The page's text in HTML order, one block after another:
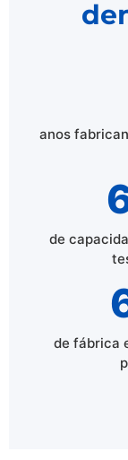
anos
de
de fábrica